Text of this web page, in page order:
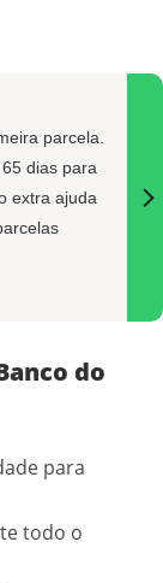
parcela.
dias para
extra ajuda
do
para
todo o